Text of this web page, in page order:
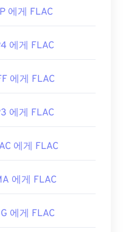
에게 FLAC
에게 FLAC
에게 FLAC
에게 FLAC
에게 FLAC
에게 FLAC
에게 FLAC